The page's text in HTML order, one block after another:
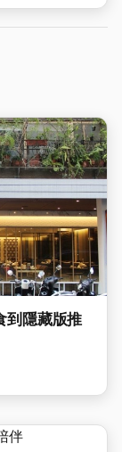
到隱藏版推